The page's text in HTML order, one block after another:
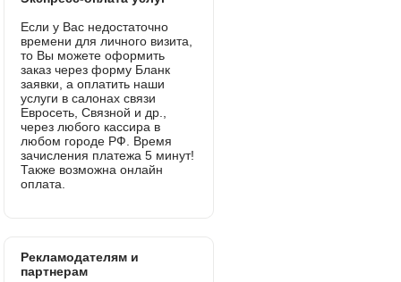
Если у Вас недостаточно
времени для личного визита,
то Вы можете оформить
заказ через форму Бланк
заявки, а оплатить наши
услуги в салонах связи
Евросеть, Связной и др.,
через любого кассира в
любом городе РФ. Время
зачисления платежа 5 минут!
Также возможна онлайн
оплата.
Рекламодателям и
партнерам